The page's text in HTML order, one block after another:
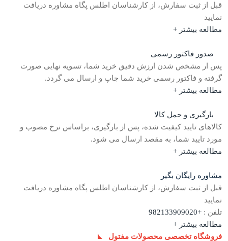
قبل از ثبت سفارش، از کارشناسان اطلس پگاه مشاوره دریافت
نمایید
مطالعه بیشتر +
صدور فاکتور رسمی
پس ار مشخص شدن ارزش دقیق خرید شما، تسویه نهایی صورت
گرفته و فاکتور رسمی خرید شما چاپ و ارسال می گردد.
مطالعه بیشتر +
بارگیری و حمل کالا
کالاهای تایید کیفیت شده، پس از بارگیری، براساس نرخ مصوب و
مورد تایید شما، به مقصد ارسال می شود.
مطالعه بیشتر +
مشاوره رایگان بگیر
قبل از ثبت سفارش، از کارشناسان اطلس پگاه مشاوره دریافت
نمایید
تلفن : +982133909020
مطالعه بیشتر +
فروشگاه تخصصی محصولات مفتول